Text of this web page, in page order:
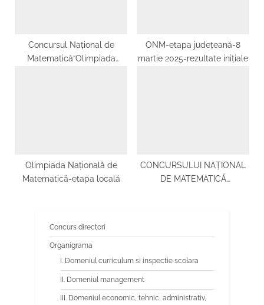
Concursul Național de
Matematică“Olimpiada
ONM-etapa județeană-8
martie 2025-rezultate inițiale
Olimpiada Națională de
Matematică-etapa locală
CONCURSULUI NAŢIONAL
DE MATEMATICĂ
Concurs directori
Organigrama
I. Domeniul curriculum si inspectie scolara
II. Domeniul management
III. Domeniul economic, tehnic, administrativ,